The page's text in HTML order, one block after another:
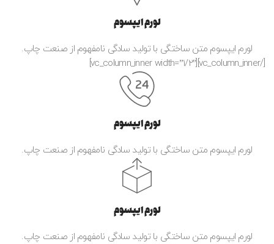
لورم ایپسوم
لورم ایپسوم متن ساختگی با تولید سادگی نامفهوم از صنعت چاپ.
[/vc_column_inner][vc_column_inner width=”1/2″]
لورم ایپسوم
لورم ایپسوم متن ساختگی با تولید سادگی نامفهوم از صنعت چاپ.
لورم ایپسوم
لورم ایپسوم متن ساختگی با تولید سادگی نامفهوم از صنعت چاپ.